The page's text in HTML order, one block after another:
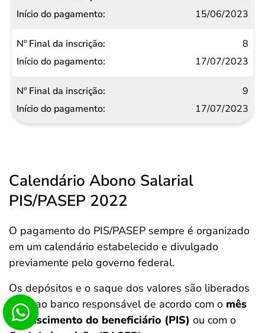
15/06/2023
8
17/07/2023
9
17/07/2023
Calendário Abono Salarial
PIS/PASEP 2022
O pagamento do PIS/PASEP sempre é organizado
em um calendário estabelecido e divulgado
previamente pelo governo federal.
Os depósitos e o saque dos valores são liberados
junto ao banco responsável de acordo com o mês
de nascimento do beneficiário (PIS) ou com o